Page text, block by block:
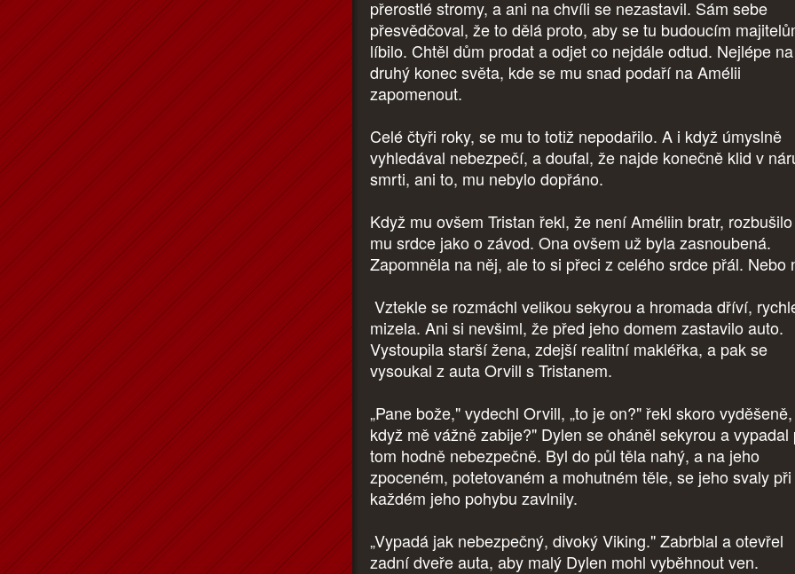
přerostlé stromy, a ani na chvíli se nezastavil. Sám sebe
přesvědčoval, že to dělá proto, aby se tu budoucím
líbilo. Chtěl dům prodat a odjet co nejdále odtud. Nejlépe na
druhý konec světa, kde se mu snad podaří na Amélii
zapomenout.
Celé čtyři roky, se mu to totiž nepodařilo. A i když úmyslně
vyhledával nebezpečí, a doufal, že najde konečně klid v
smrti, ani to, mu nebylo dopřáno.
Když mu ovšem Tristan řekl, že není Améliin bratr,
mu srdce jako o závod. Ona ovšem už byla zasnoubená.
Zapomněla na něj, ale to si přeci z celého srdce přál. Nebo
Vztekle se rozmáchl velikou sekyrou a hromada dříví,
mizela. Ani si nevšiml, že před jeho domem zastavilo auto.
Vystoupila starší žena, zdejší realitní makléřka, a pak se
vysoukal z auta Orvill s Tristanem.
„Pane bože," vydechl Orvill, „to je on?" řekl skoro vyděšeně,
když mě vážně zabije?" Dylen se oháněl sekyrou a vypadal
tom hodně nebezpečně. Byl do půl těla nahý, a na jeho
zpoceném, potetovaném a mohutném těle, se jeho svaly při
každém jeho pohybu zavlnily.
„Vypadá jak nebezpečný, divoký Viking." Zabrblal a otevřel
zadní dveře auta, aby malý Dylen mohl vyběhnout ven.